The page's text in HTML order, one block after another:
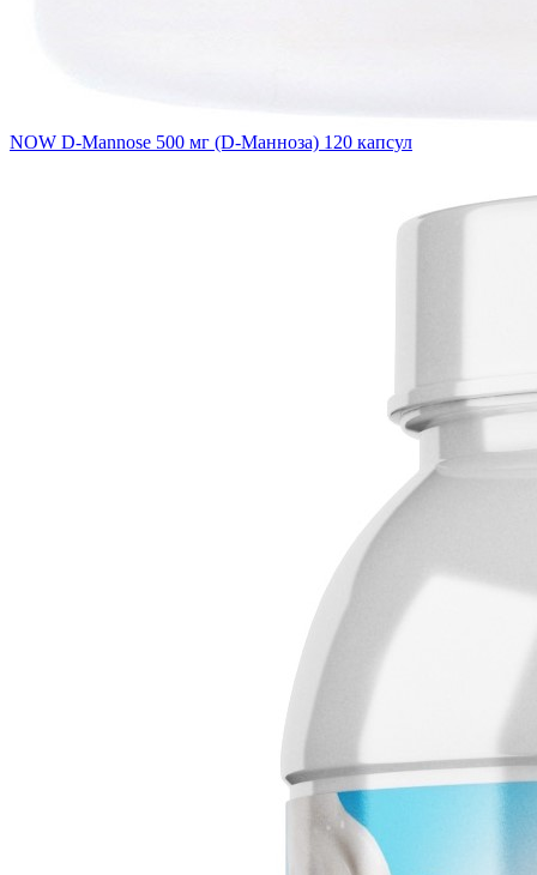
NOW D-Mannose 500 мг (D-Манноза) 120 капсул